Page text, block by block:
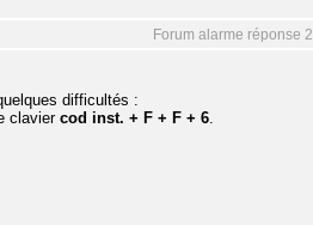
Forum alarme réponse 2
difficultés :
clavier cod inst. + F + F + 6